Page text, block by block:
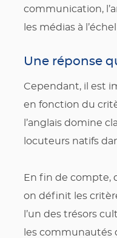
communication,
les médias à
Une réponse
Cependant, il est
en fonction du
l’anglais domine
locuteurs natifs
En fin de compte,
on définit les
l’un des trésors
les communautés